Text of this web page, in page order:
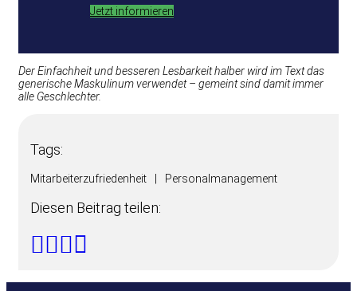
Jetzt informieren
Der Einfachheit und besseren Lesbarkeit halber wird im Text das
generische Maskulinum verwendet – gemeint sind damit immer
alle Geschlechter.
Tags:
Mitarbeiterzufriedenheit Personalmanagement
Diesen Beitrag teilen: